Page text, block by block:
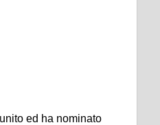
ed ha nominato